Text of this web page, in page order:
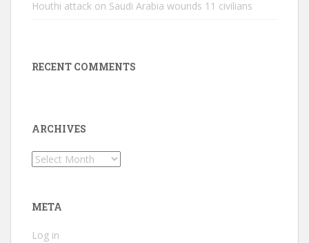
Houthi attack on Saudi Arabia wounds 11 civilians
RECENT COMMENTS
ARCHIVES
Archives
META
Log in